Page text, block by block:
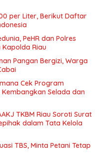
per Liter, Berikut Daftar
PeHR dan Polres
Riau
Pangan Bergizi, Warga
Cek Program
Selada dan
TKBM Riau Soroti Surat
dalam Tata Kelola
TBS, Minta Petani Tetap